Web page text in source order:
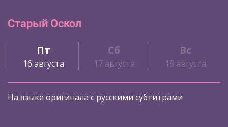
Старый Оскол
Пт
16 августа
Сб
17 августа
Вс
18 августа
На языке оригинала с русскими субтитрами